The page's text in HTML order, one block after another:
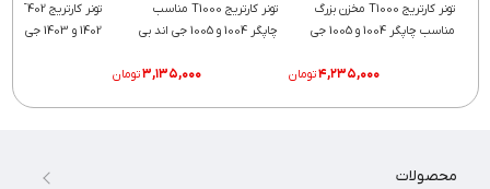
تونر کارتریج T1000 مخزن بزرگ
مناسب چاپگر 1004 و 1005 جی
۴,۲۳۵,۰۰۰تومان
تونر کارتریج T1000 مناسب
چاپگر 1004 و 1005 جی اند بی
۳,۱۳۵,۰۰۰تومان
1402 و 1403 جی اند بی G&B
محصولات